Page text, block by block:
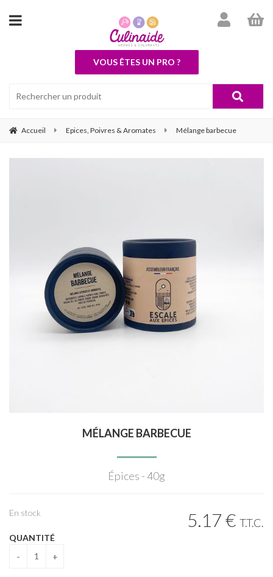
VOUS ÊTES UN PRO ?
Accueil Epices, Poivres & Aromates Mélange barbecue
MÉLANGE BARBECUE
Épices - 40g
5.17€ T.T.C.
En stock
QUANTITÉ